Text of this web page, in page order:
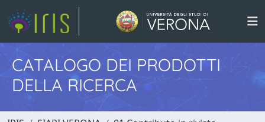
CATALOGO DEI PRODOTTI
DELLA RICERCA